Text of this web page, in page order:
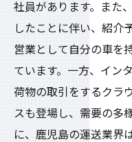
社員があります。また
したことに伴い、紹介
営業として自分の車を
ています。一方、イン
荷物の取引をするクラ
スも登場し、需要の多
に、鹿児島の運送業界